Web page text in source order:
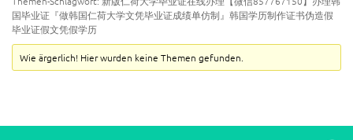
国毕业证『做韩国仁荷大学文凭毕业证成绩单仿制』韩国学历制作证书伪造假
毕业证假文凭假学历
Wie ärgerlich! Hier wurden keine Themen gefunden.